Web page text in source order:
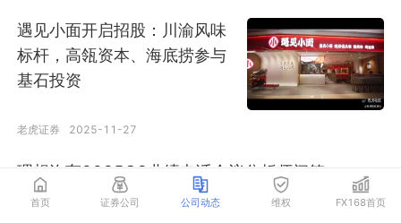
遇见小面开启招股：川渝风味
标杆，高瓴资本、海底捞参与
基石投资
老虎证券 2025-11-27
理想汽车2025Q3业绩电话会议分析师问答
老虎证券 2025-11-27
首页 证券公司 公司动态 维权 FX168首页